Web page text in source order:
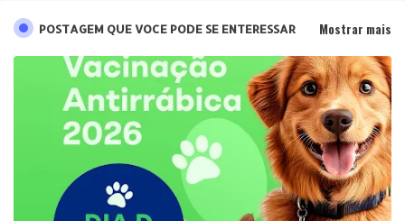
POSTAGEM QUE VOCE PODE SE ENTERESSAR Mostrar mais